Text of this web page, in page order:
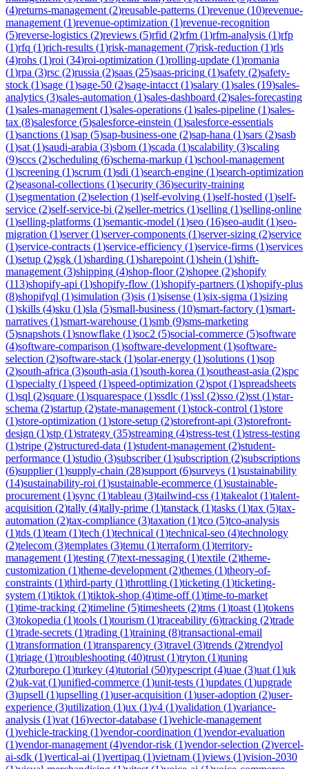
(4)returns-management (2)reusable-patterns (1)revenue (10)revenue-
management (1)revenue-optimization (1)revenue-recognition
(5)reverse-logistics (2)reviews (5)rfid (2)rfm (1)rfm-analysis (1)rfp
(1)rfq (1)rich-results (1)risk-management (7)risk-reduction (1)rls
(4)rohs (1)roi (34)roi-optimization (1)rolling-update (1)romania
(1)rpa (3)rsc (2)russia (2)saas (25)saas-pricing (1)safety (2)safety-
stock (1)sage (1)sage-50 (2)sage-intacct (1)salary (1)sales (19)sales-
analytics (3)sales-automation (1)sales-dashboard (2)sales-forecasting
(1)sales-management (1)sales-operations (1)sales-pipeline (1)sales-
tax (8)salesforce (5)salesforce-einstein (1)salesforce-essentials
(1)sanctions (1)sap (5)sap-business-one (2)sap-hana (1)sars (2)sasb
(1)sat (1)saudi-arabia (3)sbom (1)scada (1)scalability (3)scaling
(9)sccs (2)scheduling (6)schema-markup (1)school-management
(1)screening (1)scrum (1)sdi (1)search-engine (1)search-optimization
(2)seasonal-collections (1)security (36)security-training
(1)segmentation (2)selection (1)self-evolving (1)self-hosted (1)self-
service (2)self-service-bi (2)seller-metrics (1)selling (1)selling-online
(1)selling-platforms (1)semantic-model (1)seo (16)seo-audit (1)seo-
migration (1)server(1)server-components (1)server-sizing (2)service
(1)service-contracts (1)service-efficiency (1)service-firms (1)services
(1)setup (2)sgk (1)sharding (1)sharepoint (1)shein (1)shift-
management (3)shipping (4)shop-floor(2)shopee (2)shopify
(113)shopify-api (1)shopify-flow (1)shopify-partners (1)shopify-plus
(8)shopifyql (1)simulation (3)sis (1)sisense (1)six-sigma (1)sizing
(1)skills (4)sku (1)sla (5)small-business (10)smart-factory (1)smart-
narratives (1)smart-warehouse (1)smb (9)sms-marketing
(5)snapshots (1)snowflake (1)soc2 (5)social-commerce (5)software
(4)software-comparison (1)software-development (1)software-
selection (2)software-stack (1)solar-energy (1)solutions (1)sop
(2)south-africa (3)south-asia (1)south-korea (1)southeast-asia (2)spc
(1)specialty (1)speed (1)speed-optimization (2)spot (1)spreadsheets
(1)sql (2)square (1)squarespace (1)ssdlc (1)ssl (2)sso (2)sst (1)star-
schema (2)startup (2)state-management (1)stock-control (1)store
(1)store-optimization (1)store-setup (2)storefront-api (3)storefront-
design (1)stp (1)strategy (35)streaming (4)stress-test (1)stress-testing
(1)stripe (2)structured-data (1)student-management (2)student-
performance (1)studio (3)subscriber(1)subscription (2)subscriptions
(6)supplier(1)supply-chain (28)support (6)surveys (1)sustainability
(14)sustainability-roi (1)sustainable-ecommerce (1)sustainable-
procurement (1)sync (1)tableau (3)tailwind-css (1)takealot (1)talent-
acquisition (2)tally (4)tally-prime (1)tanstack (1)tasks (1)tax (5)tax-
automation (2)tax-compliance (3)taxation (1)tco (5)tco-analysis
(1)tds (1)team (1)tech (1)technical (1)technical-seo (4)technology
(2)telecom (3)templates (3)temu (1)terraform (1)territory-
management (1)testing (7)text-messaging (1)textile (2)theme-
customization (1)theme-development (2)themes (1)theory-of-
constraints (1)third-party (1)throttling (1)ticketing (1)ticketing-
system (1)tiktok (1)tiktok-shop (4)time-off(1)time-to-market
(1)time-tracking (2)timeline (5)timesheets (2)tms (1)toast (1)tokens
(3)tokopedia (1)tools (1)tourism (1)traceability (6)tracking (2)trade
(1)trade-secrets (1)trading (1)training (8)transactional-email
(1)transformation (1)transparency (3)travel (3)trends (2)trendyol
(1)triage (1)troubleshooting (40)trust (1)tryton (1)tuning
(2)turborepo (1)turkey (4)tutorial (50)typescript (4)uae (3)uat (1)uk
(2)uk-vat (1)unified-commerce (1)unit-tests (1)updates (1)upgrade
(3)upsell (1)upselling (1)user-acquisition (1)user-adoption (2)user-
experience (3)utilization (1)ux (1)v4 (1)validation (1)variance-
analysis (1)vat (16)vector-database (1)vehicle-management
(1)vehicle-tracking (1)vendor-coordination (1)vendor-evaluation
(1)vendor-management (4)vendor-risk (1)vendor-selection (2)vercel-
ai-sdk (1)vertical-ai (1)vertipaq (1)vietnam (1)views (1)vision-2030